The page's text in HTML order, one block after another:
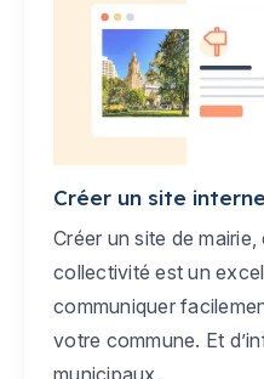
Créer un site
Créer un site de
collectivité est un
communiquer
votre commune. Et